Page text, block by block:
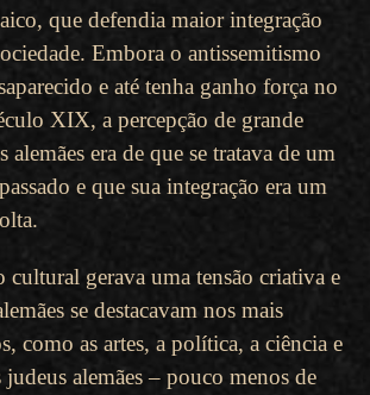
que defendia maior integração
Embora o antissemitismo
e até tenha ganho força no
XIX, a percepção de grande
alemães era de que se tratava de um
e que sua integração era um
cultural gerava uma tensão criativa e
se destacavam nos mais
como as artes, a política, a ciência e
alemães – pouco menos de